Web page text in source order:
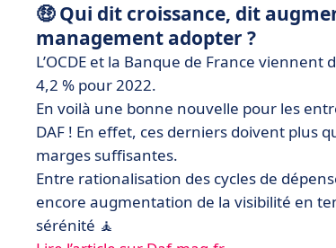
🤑 Qui dit croissance, dit
management adopter ?
L’OCDE et la Banque de France
4,2 % pour 2022.
En voilà une bonne nouvelle pour les
DAF ! En effet, ces derniers doivent plus
marges suffisantes.
Entre rationalisation des cycles de
encore augmentation de la visibilité en
sérénité 🧘